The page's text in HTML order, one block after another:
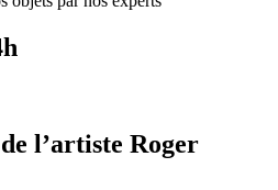
l’artiste Roger